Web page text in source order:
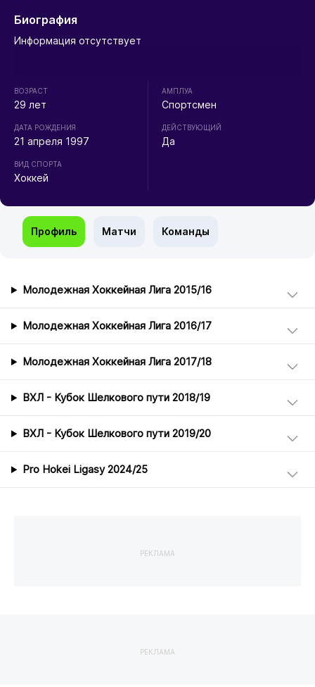
Биография
Информация отсутствует
ВОЗРАСТ
29 лет
ДАТА РОЖДЕНИЯ
21 апреля 1997
ВИД СПОРТА
Хоккей
АМПЛУА
Спортсмен
ДЕЙСТВУЮЩИЙ
Да
Профиль Матчи Команды
Молодежная Хоккейная Лига 2015/16
Молодежная Хоккейная Лига 2016/17
Молодежная Хоккейная Лига 2017/18
ВХЛ - Кубок Шелкового пути 2018/19
ВХЛ - Кубок Шелкового пути 2019/20
Pro Hokei Ligasy 2024/25
РЕКЛАМА
РЕКЛАМА